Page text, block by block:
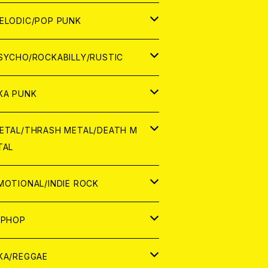
ログ
ログ
POP PUNK
ROCKABILLY/RUSTIC
PUNK
THRASH METAL/DEATH M
INDIE ROCK
REGGAE